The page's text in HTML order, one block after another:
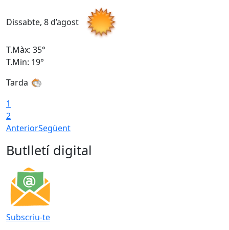
Dissabte, 8 d’agost
T.Màx: 35°
T.Min: 19°
Tarda
1
2
AnteriorSegüent
Butlletí digital
Subscriu-te